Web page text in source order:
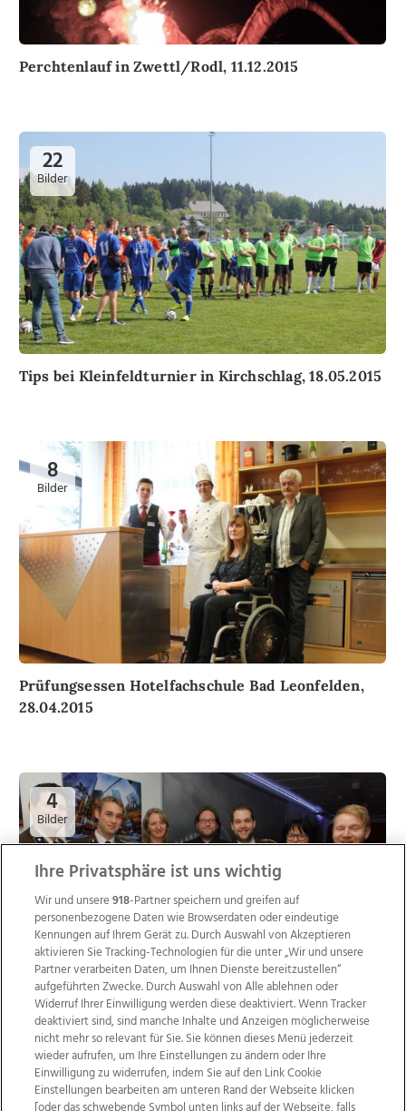
Perchtenlauf in Zwettl/Rodl, 11.12.2015
22
Bilder
Tips bei Kleinfeldturnier in Kirchschlag, 18.05.2015
8
Bilder
Prüfungsessen Hotelfachschule Bad Leonfelden,
28.04.2015
4
Bilder
Gallinger Rosenball, 22.01.2015
Ihre Privatsphäre ist uns wichtig
Wir und unsere918-Partner speichern und greifen auf
personenbezogene Daten wie Browserdaten oder eindeutige
Kennungen auf Ihrem Gerät zu. Durch Auswahl von Akzeptieren
aktivieren Sie Tracking-Technologien für die unter „Wir und unsere
Partner verarbeiten Daten, um Ihnen Dienste bereitzustellen“
aufgeführten Zwecke. Durch Auswahl von Alle ablehnen oder
Widerruf Ihrer Einwilligung werden diese deaktiviert. Wenn Tracker
deaktiviert sind, sind manche Inhalte und Anzeigen möglicherweise
nicht mehr so relevant für Sie. Sie können dieses Menü jederzeit
wieder aufrufen, um Ihre Einstellungen zu ändern oder Ihre
Einwilligung zu widerrufen, indem Sie auf den Link Cookie
Einstellungen bearbeiten am unteren Rand der Webseite klicken